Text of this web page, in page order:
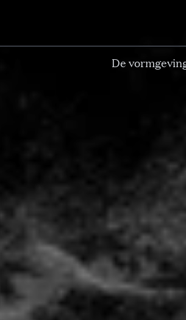
De